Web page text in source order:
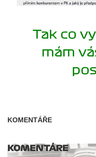
Tak co
mám
KOMENTÁŘE
KOMENTÁRE